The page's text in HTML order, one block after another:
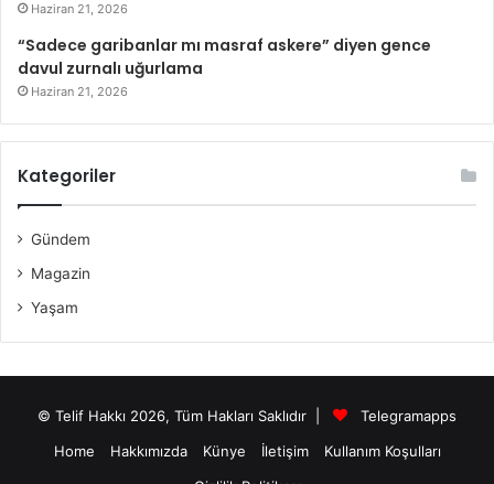
Haziran 21, 2026
“Sadece garibanlar mı masraf askere” diyen gence
davul zurnalı uğurlama
Haziran 21, 2026
Kategoriler
Gündem
Magazin
Yaşam
© Telif Hakkı 2026, Tüm Hakları Saklıdır |
Telegramapps
Home
Hakkımızda Künye İletişim
Kullanım Koşulları